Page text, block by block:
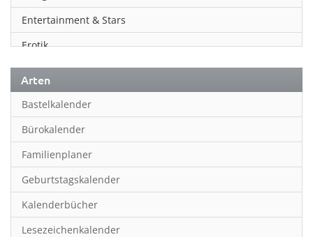
Entertainment & Stars
Erotik
Essen & Trinken
Familienplaner
Fantasy
Film
Fotokunst
Frauen
Fußball
Arten
Bastelkalender
Bürokalender
Familienplaner
Geburtstagskalender
Kalenderbücher
Lesezeichenkalender